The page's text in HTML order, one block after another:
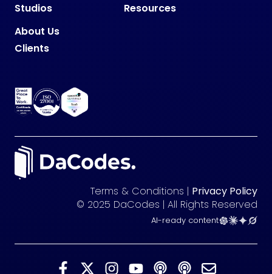
Studios
Resources
About Us
Clients
Terms & Conditions | Privacy Policy
© 2025 DaCodes | All Rights Reserved
AI-ready content